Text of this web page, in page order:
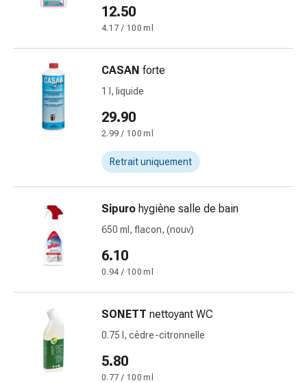
plaies
Bandes
plaies
adhésifs
Pommade
Tampons
médicaux
Oreilles
et
yeux
Troubles
de
Soins
oreilles
Gouttes
12.50
4.17 / 100 ml
CASAN forte
1 l, liquide
29.90
2.99 / 100 ml
Retrait uniquement
Sipuro hygiène salle de bain
650 ml, flacon, (nouv)
6.10
0.94 / 100 ml
SONETT nettoyant WC
0.75 l, cèdre-citronnelle
5.80
0.77 / 100 ml